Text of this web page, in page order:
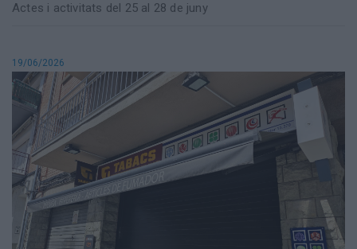
Actes i activitats del 25 al 28 de juny
19/06/2026